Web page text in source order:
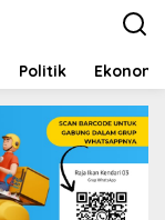
Politik